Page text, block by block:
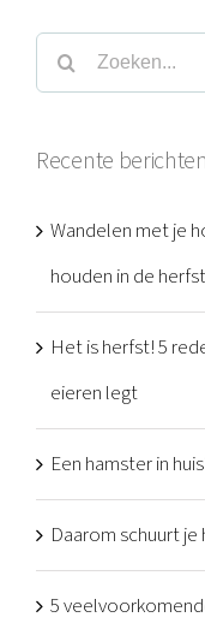
Zoeken
naar:
Recente berichten
Wandelen met je
houden in de
Het is herfst! 5
eieren legt
Een hamster in
Daarom schuurt
5